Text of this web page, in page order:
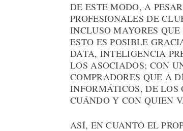
DE ESTE MODO, A
PROFESIONALES DE
INCLUSO MAYORES
ESTO ES POSIBLE
DATA, INTELIGENCIA
LOS ASOCIADOS; CON
COMPRADORES QUE A
INFORMÁTICOS, DE LOS
CUÁNDO Y CON QUIEN
ASÍ, EN CUANTO EL